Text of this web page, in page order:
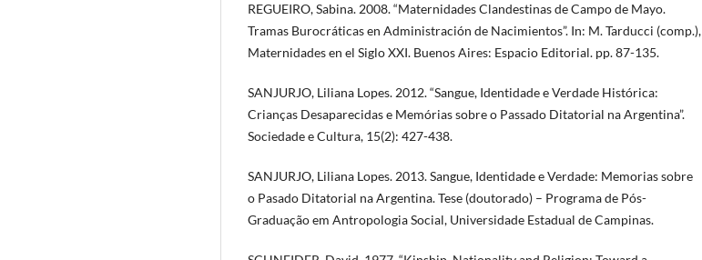
REGUEIRO, Sabina. 2008. “Maternidades Clandestinas de Campo de Mayo.
Tramas Burocráticas en Administración de Nacimientos”. In: M. Tarducci (comp.),
Maternidades en el Siglo XXI. Buenos Aires: Espacio Editorial. pp. 87-135.
SANJURJO, Liliana Lopes. 2012. “Sangue, Identidade e Verdade Histórica:
Crianças Desaparecidas e Memórias sobre o Passado Ditatorial na Argentina”.
Sociedade e Cultura, 15(2): 427-438.
SANJURJO, Liliana Lopes. 2013. Sangue, Identidade e Verdade: Memorias sobre
o Pasado Ditatorial na Argentina. Tese (doutorado) – Programa de Pós-
Graduação em Antropologia Social, Universidade Estadual de Campinas.